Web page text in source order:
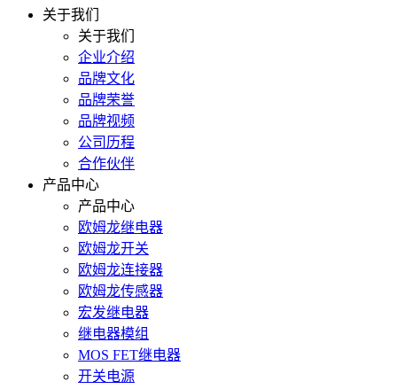
关于我们
关于我们
企业介绍
品牌文化
品牌荣誉
品牌视频
公司历程
合作伙伴
产品中心
产品中心
欧姆龙继电器
欧姆龙开关
欧姆龙连接器
欧姆龙传感器
宏发继电器
继电器模组
MOS FET继电器
开关电源